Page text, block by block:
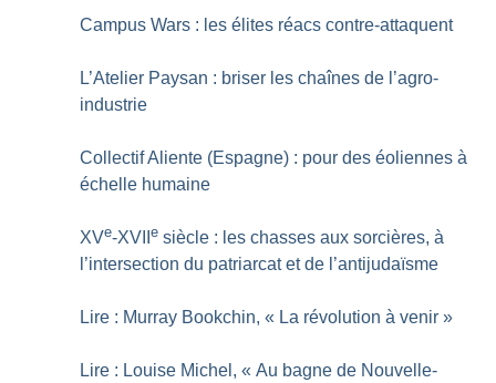
Campus Wars : les élites réacs contre-attaquent
L’Atelier Paysan : briser les chaînes de l’agro-
industrie
Collectif Aliente (Espagne) : pour des éoliennes à
échelle humaine
XVe-XVIIe siècle : les chasses aux sorcières, à
l’intersection du patriarcat et de l’antijudaïsme
Lire : Murray Bookchin, « La révolution à venir »
Lire : Louise Michel, « Au bagne de Nouvelle-